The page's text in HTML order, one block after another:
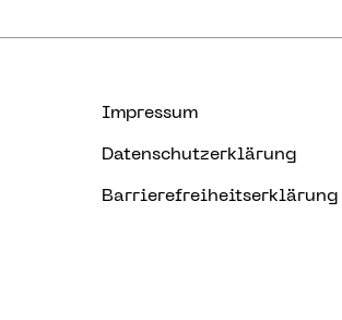
Impressum
Datenschutzerklärung
Barrierefreiheitserklärung